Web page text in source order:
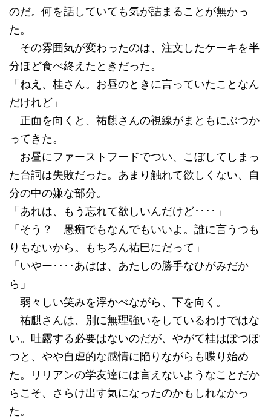
のだ。何を話していても気が詰まることが無かっ
た。
その雰囲気が変わったのは、注文したケーキを半
分ほど食べ終えたときだった。
「ねえ、桂さん。お昼のときに言っていたことなん
だけれど」
正面を向くと、祐麒さんの視線がまともにぶつか
ってきた。
お昼にファーストフードでつい、こぼしてしまっ
た台詞は失敗だった。あまり触れて欲しくない、自
分の中の嫌な部分。
「あれは、もう忘れて欲しいんだけど････」
「そう？ 愚痴でもなんでもいいよ。誰に言うつも
りもないから。もちろん祐巳にだって」
「いやー････あはは、あたしの勝手なひがみだか
ら」
弱々しい笑みを浮かべながら、下を向く。
祐麒さんは、別に無理強いをしているわけではな
い。吐露する必要はないのだが、やがて桂はぽつぽ
つと、やや自虐的な感情に陥りながらも喋り始め
た。リリアンの学友達には言えないようなことだか
らこそ、さらけ出す気になったのかもしれなかっ
た。